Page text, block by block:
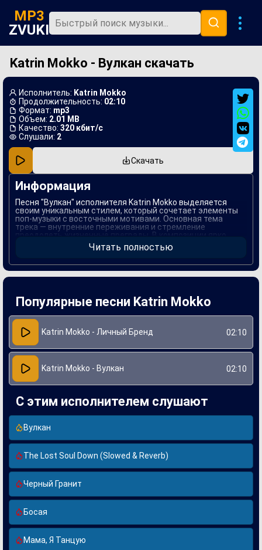
MP3
ZVUKI
Главная
Популярная
В машину
Музыка 80х
Ремиксы
Katrin Mokko - Вулкан скачать
Исполнитель: Katrin Mokko
Продолжительность: 02:10
Формат: mp3
Объем: 2.01 MB
Качество: 320 кбит/с
Слушали: 2
Скачать
Информация
Песня "Вулкан" исполнителя Katrin Mokko выделяется
своим уникальным стилем, который сочетает элементы
поп-музыки с восточными мотивами. Основная тема
трека — внутренние переживания и стремление
преодолеть жизненные преграды. В композиции ярко
отражены эмоциональные колебания, свойственные
многим людям, сталкивающимся с трудностями в любви
Создание "Вулкан" стало важным этапом в карьере Katrin
этой песней включала сотрудничество с известными
музыкальными продюсерами, что способствовало
приданию композиции современного звучания. "Вулкан"
уже успел завоевать популярность среди слушателей,
благодаря запоминающемуся мелодичному хору и
искренним текстам, заставляющим задуматься о
собственных чувствах.
Читать полностью
Популярные песни Katrin Mokko
Katrin Mokko - Личный Бренд 02:10
Katrin Mokko - Вулкан 02:10
С этим исполнителем слушают
Вулкан
The Lost Soul Down (Slowed & Reverb)
Черный Гранит
Босая
Мама, Я Танцую